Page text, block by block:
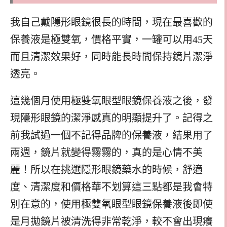
我自己戴隱形眼鏡很長的時間，現在最喜歡的
保養液是極雙氧，價格平實，一罐可以用45天
而且清潔效果好，同時能長時間保持鏡片潔淨
透亮。
這幾個月使用極雙氧眼型眼鏡保養液之後，發
現隱形眼鏡的潔淨感真的明顯提升了。記得之
前我試過一個不記得品牌的保養液，結果用了
兩週，鏡片就變得霧霧的，真的是心情不美
麗！所以在挑選隱形眼鏡藥水的時候，舒適
度、清潔度和價格華不划算這三點都是我會特
別在意的，使用極雙氧眼型眼鏡保養液後即使
是月拋鏡片被清洗得非常乾淨，較不會出現癢